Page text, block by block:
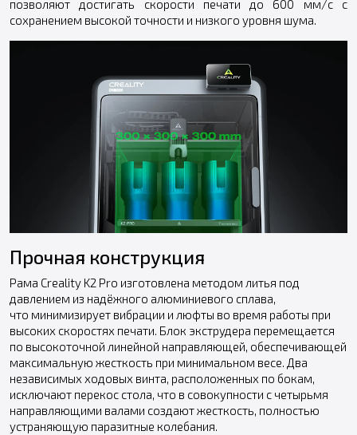
позволяют достигать скорости печати до 600 мм/с с
сохранением высокой точности и низкого уровня шума.
Прочная конструкция
Рама Creality K2 Pro изготовлена методом литья под
давлением из надёжного алюминиевого сплава,
что минимизирует вибрации и люфты во время работы при
высоких скоростях печати. Блок экструдера перемещается
по высокоточной линейной направляющей, обеспечивающей
максимальную жесткость при минимальном весе. Два
независимых ходовых винта, расположенных по бокам,
исключают перекос стола, что в совокупности с четырьмя
направляющими валами создают жесткость, полностью
устраняющую паразитные колебания.